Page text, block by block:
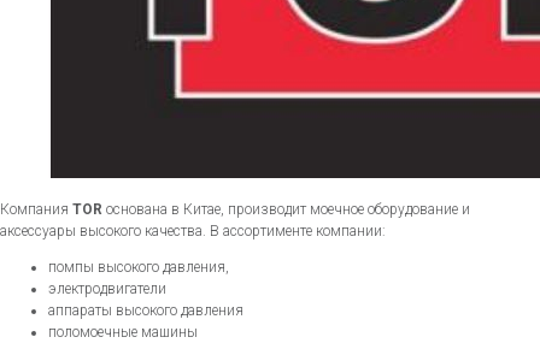
Компания TOR основана в Китае, производит моечное оборудование и
аксессуары высокого качества. В ассортименте компании:
помпы высокого давления,
электродвигатели
аппараты высокого давления
поломоечные машины